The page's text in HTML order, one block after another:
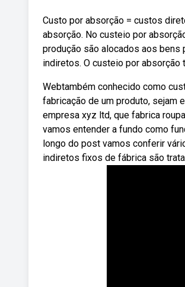
Custo por absorção = custos
absorção. No custeio por
produção são alocados aos
indiretos. O custeio por absorção
Webtambém conhecido como
fabricação de um produto, sejam
empresa xyz ltd, que fabrica
vamos entender a fundo como
longo do post vamos conferir
indiretos fixos de fábrica são